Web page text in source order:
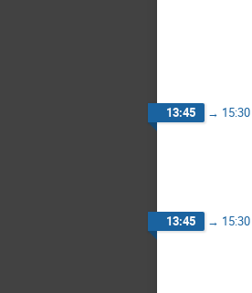
13:45 → 15:30
13:45 → 15:30